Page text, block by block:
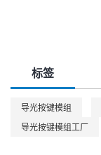
标签
导光按键模组
导光按键模组工厂